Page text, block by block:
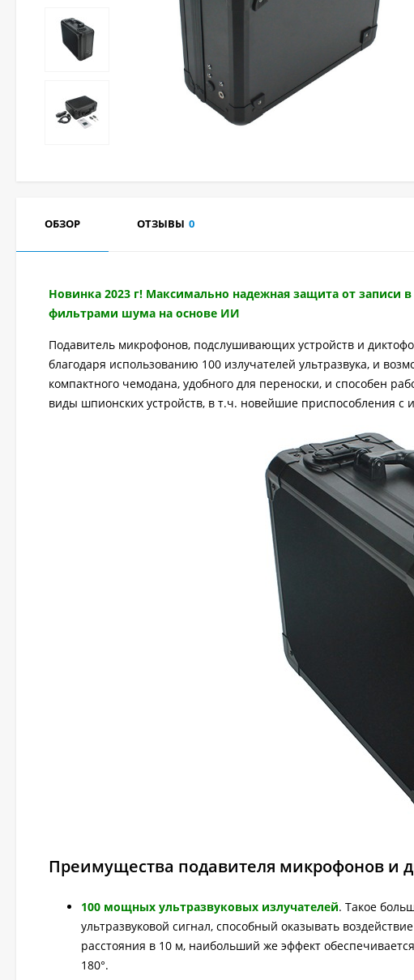
ОБЗОР ОТЗЫВЫ 0
Новинка 2023 г! Максимально надежная защита от записи
фильтрами шума на основе ИИ
Подавитель микрофонов, подслушивающих устройств и
благодаря использованию 100 излучателей ультразвука, и
компактного чемодана, удобного для переноски, и способен
виды шпионских устройств, в т.ч. новейшие приспособления с
Преимущества подавителя микрофонов и
100 мощных ультразвуковых излучателей. Такое
ультразвуковой сигнал, способный оказывать
расстояния в 10 м, наибольший же эффект
180°.